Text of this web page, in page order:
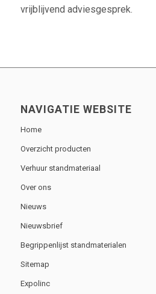
vrijblijvend adviesgesprek.
NAVIGATIE WEBSITE
Home
Overzicht producten
Verhuur standmateriaal
Over ons
Nieuws
Nieuwsbrief
Begrippenlijst standmaterialen
Sitemap
Expolinc